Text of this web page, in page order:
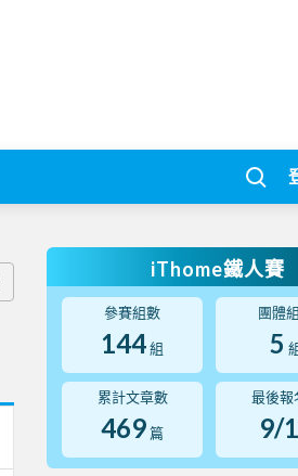
iThome鐵人賽
參賽組數
144組
團體
5
累計文章數
469 篇
最後報
9/